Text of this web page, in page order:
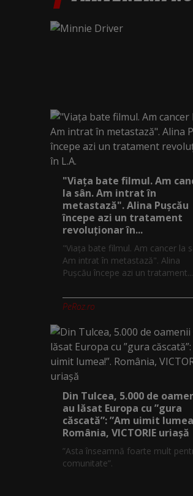
"Viața bate filmul. Am
la sân. Am intrat în
metastază". Alina Pușcău
începe azi un tratament
revoluționar în...
"Viața bate filmul. Am cancer la
Am intrat în metastază". Alina
Pușcău începe azi un tratament...
PeRoz.ro
Din Tulcea, 5.000 de
au lăsat Europa cu ”gura
căscată”: ”Am uimit
România, VICTORIE uriașă
”Asta înseamnă foarte mult
comunitate”.